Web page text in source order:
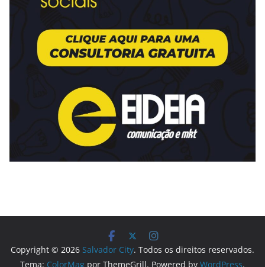
Copyright © 2026 Salvador City. Todos os direitos reservados.
Tema: ColorMag por ThemeGrill. Powered by WordPress.